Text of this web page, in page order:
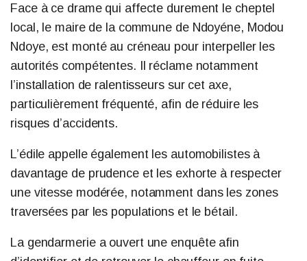
Face à ce drame qui affecte durement le cheptel
local, le maire de la commune de Ndoyéne, Modou
Ndoye, est monté au créneau pour interpeller les
autorités compétentes. Il réclame notamment
l’installation de ralentisseurs sur cet axe,
particulièrement fréquenté, afin de réduire les
risques d’accidents.
L’édile appelle également les automobilistes à
davantage de prudence et les exhorte à respecter
une vitesse modérée, notamment dans les zones
traversées par les populations et le bétail.
La gendarmerie a ouvert une enquête afin